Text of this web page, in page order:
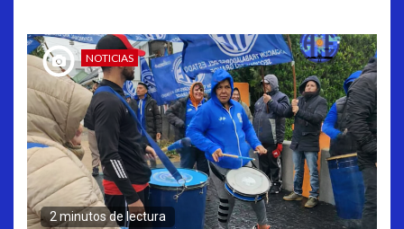
NOTICIAS
2 minutos de lectura